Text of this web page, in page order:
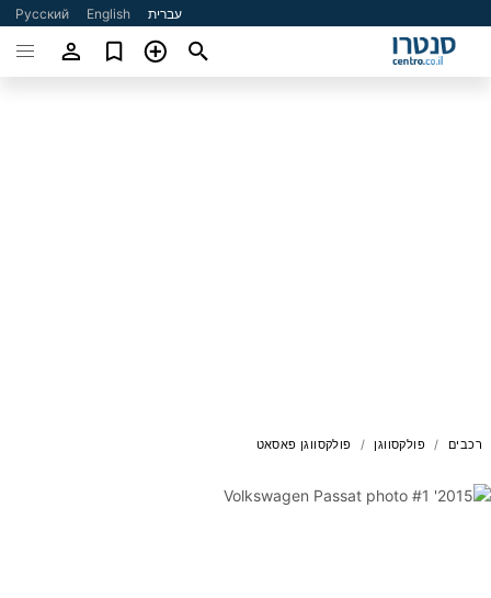
עברית English
Русский
רכבים פולקסווגן פולקסווגן פאסאט